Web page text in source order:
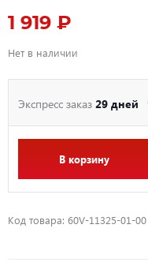
1 919 ₽
Нет в наличии
Экспресс заказ 29 дней
В корзину
Код товара: 60V-11325-01-00